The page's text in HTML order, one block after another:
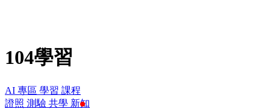
104學習
AI 專區 學習 課程
證照 測驗 共學 新知